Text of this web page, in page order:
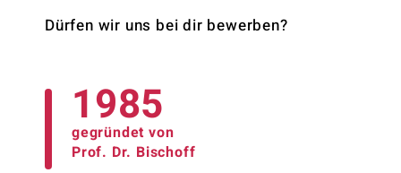
Dürfen wir uns bei dir bewerben?
1985
gegründet von
Prof. Dr. Bischoff